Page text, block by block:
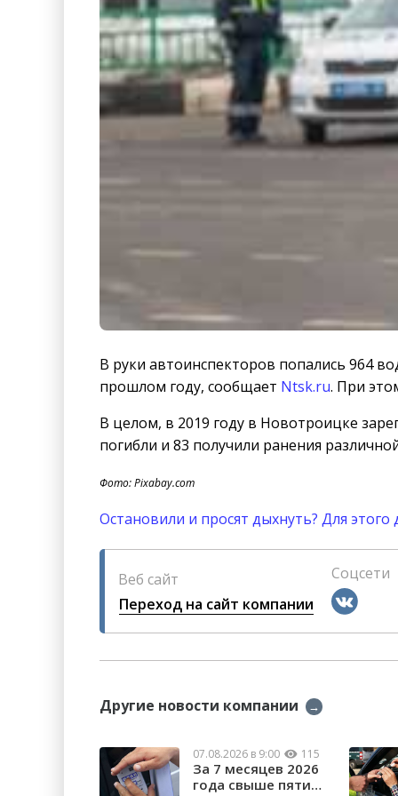
В руки автоинспекторов попались 964
прошлом году, сообщает Ntsk.ru. При
В целом, в 2019 году в Новотроицке
погибли и 83 получили ранения
Фото: Pixabay.com
Остановили и просят дыхнуть? Для
Веб сайт
Переход на сайт компании
Соцсети
Другие новости компании →
07.08.2026 в 9:00 115
За 7 месяцев 2026
года свыше пяти